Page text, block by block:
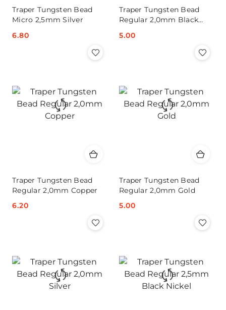
Traper Tungsten Bead
Micro 2,5mm Silver
Cena:
6.80
Traper Tungsten Bead
Regular 2,0mm Black
Cena:
5.00
Traper Tungsten Bead
Regular 2,0mm Copper
Cena:
6.20
Traper Tungsten Bead
Regular 2,0mm Gold
Cena:
5.00